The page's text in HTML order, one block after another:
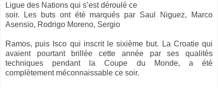
Ligue des Nations qui s’est déroulé ce
soir. Les buts ont été marqués par Saul Niguez, Marco
Asensio, Rodrigo Moreno, Sergio
Ramos, puis Isco qui inscrit le sixième but. La Croatie qui
avaient pourtant brillée cette année par ses qualités
techniques pendant la Coupe du Monde, a été
complètement méconnaissable ce soir.